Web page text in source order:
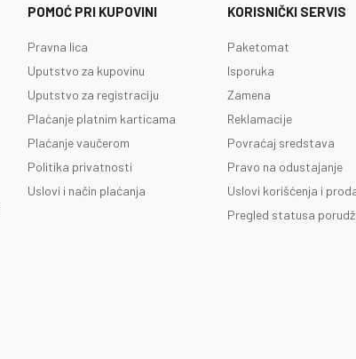
POMOĆ PRI KUPOVINI
Pravna lica
Uputstvo za kupovinu
Uputstvo za registraciju
Plaćanje platnim karticama
Plaćanje vaučerom
Politika privatnosti
Uslovi i način plaćanja
KORISNIČKI SERVIS
Paketomat
Isporuka
Zamena
Reklamacije
Povraćaj sredstava
Pravo na odustajanje
Uslovi korišćenja i
Pregled statusa